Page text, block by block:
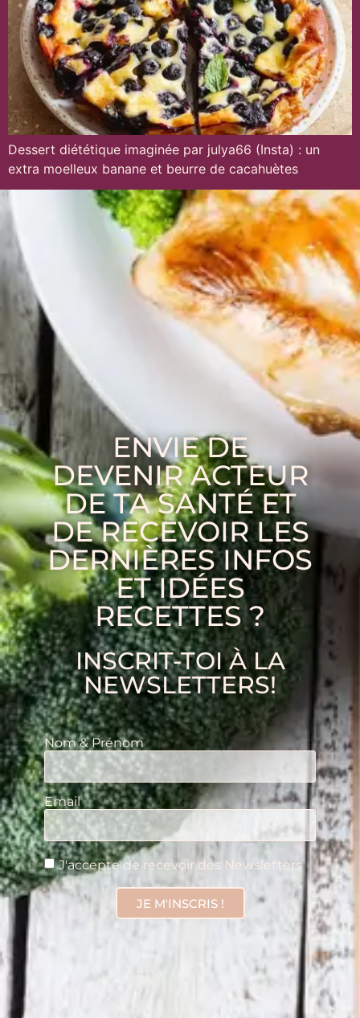
Dessert diététique imaginée par julya66 (Insta) : un
extra moelleux banane et beurre de cacahuètes
ENVIE DE
DEVENIR ACTEUR
DE TA SANTÉ ET
DE RECEVOIR LES
DERNIÈRES INFOS
ET IDÉES
RECETTES ?
INSCRIT-TOI À LA
NEWSLETTERS!
Nom & Prénom
Email
J'accepte de recevoir des Newsletters
JE M'INSCRIS !